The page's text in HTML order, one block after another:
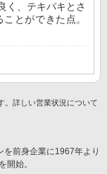
く、テキパキとさ
とができた点。
。詳しい営業状況について
を前身企業に1967年より
開始。